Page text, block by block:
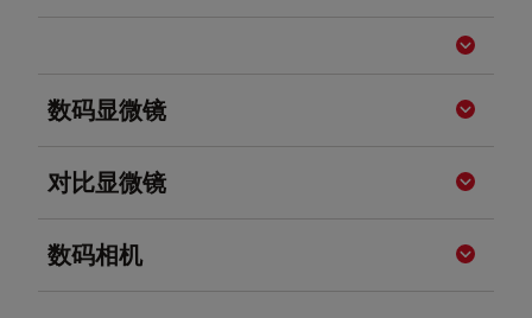
Show
数码显微镜 Show
对比显微镜 Show
数码相机 Show